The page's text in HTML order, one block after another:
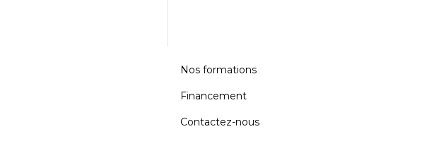
Nos formations
Financement
Contactez-nous